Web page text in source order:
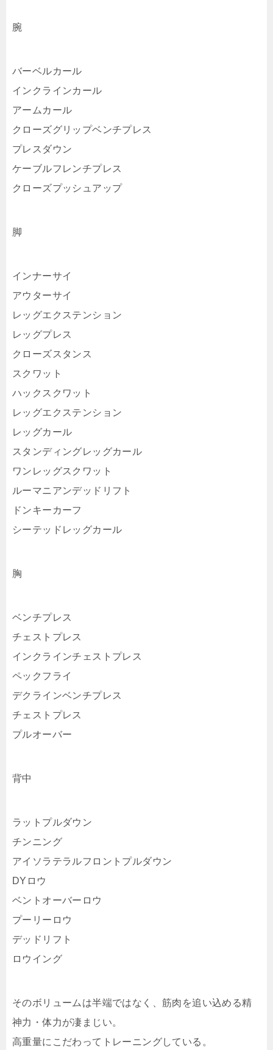
腕
バーベルカール
インクラインカール
アームカール
クローズグリップベンチプレス
プレスダウン
ケーブルフレンチプレス
クローズプッシュアップ
脚
インナーサイ
アウターサイ
レッグエクステンション
レッグプレス
クローズスタンス
スクワット
ハックスクワット
レッグエクステンション
レッグカール
スタンディングレッグカール
ワンレッグスクワット
ルーマニアンデッドリフト
ドンキーカーフ
シーテッドレッグカール
胸
ベンチプレス
チェストプレス
インクラインチェストプレス
ペックフライ
デクラインベンチプレス
チェストプレス
プルオーバー
背中
ラットプルダウン
チンニング
アイソラテラルフロントプルダウン
DYロウ
ベントオーバーロウ
プーリーロウ
デッドリフト
ロウイング
そのボリュームは半端ではなく、筋肉を追い込める精
神力・体力が凄まじい。
高重量にこだわってトレーニングしている。